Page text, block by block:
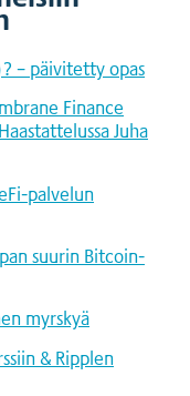
– päivitetty opas
Finance
Juha
palvelun
suurin Bitcoin-
myrskyä
& Ripplen